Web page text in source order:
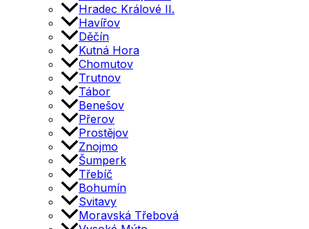
Hradec Králové II.
Havířov
Děčín
Kutná Hora
Chomutov
Trutnov
Tábor
Benešov
Přerov
Prostějov
Znojmo
Šumperk
Třebíč
Bohumín
Svitavy
Moravská Třebová